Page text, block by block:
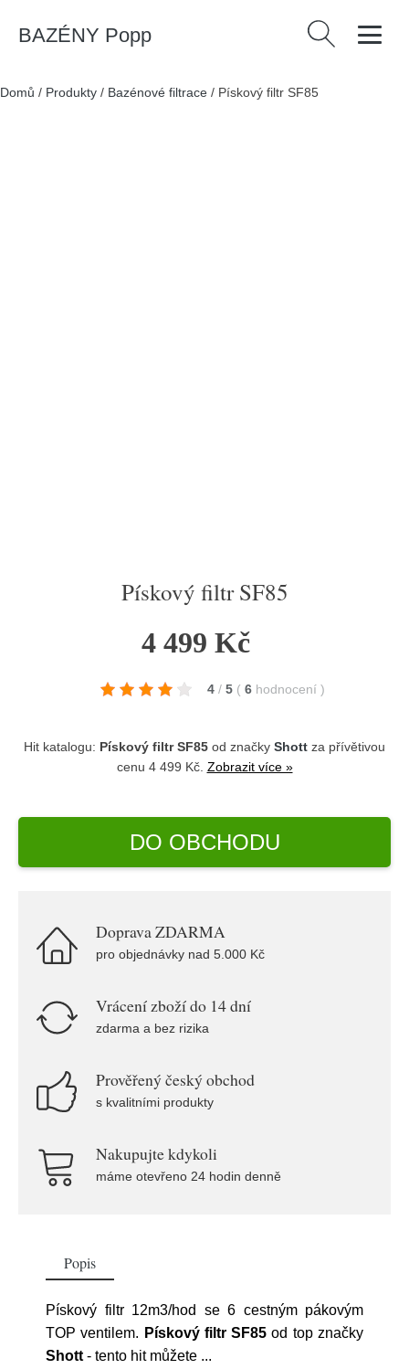
BAZÉNY Popp Vyhledávání
Domů / Produkty / Bazénové filtrace / Pískový filtr SF85
Pískový filtr SF85
4 499 Kč
4 / 5 ( 6 hodnocení )
Hit katalogu: Pískový filtr SF85 od značky Shott za přívětivou
cenu 4 499 Kč. Zobrazit více »
DO OBCHODU
Doprava ZDARMA
pro objednávky nad 5.000 Kč
Vrácení zboží do 14 dní
zdarma a bez rizika
Prověřený český obchod
s kvalitními produkty
Nakupujte kdykoli
máme otevřeno 24 hodin denně
Popis
Pískový filtr 12m3/hod se 6 cestným pákovým
TOP ventilem. Pískový filtr SF85 od top značky
Shott - tento hit můžete ...